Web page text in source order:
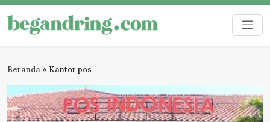
Skip
to
content
Begandring
Menjaga ingatan untuk masa depan
Beranda » Kantor pos